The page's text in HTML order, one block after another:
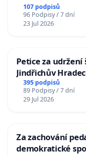
107 podpisů
96 Podpisy / 7 dní
23 Jul 2026
Petice za udržení
Jindřichův Hradec
395 podpisů
89 Podpisy / 7 dní
29 Jul 2026
Za zachování
demokratické